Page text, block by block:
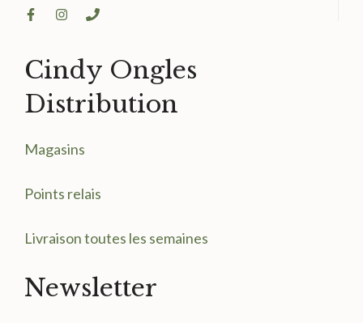
Cindy Ongles
Distribution
Magasins
Points relais
Livraison toutes les semaines
Newsletter